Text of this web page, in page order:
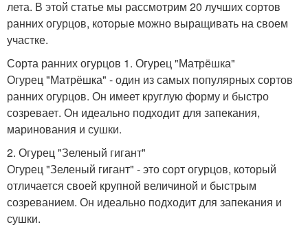
лета. В этой статье мы рассмотрим 20 лучших сортов
ранних огурцов, которые можно выращивать на своем
участке.
Сорта ранних огурцов 1. Огурец "Матрёшка"
Огурец "Матрёшка" - один из самых популярных сортов
ранних огурцов. Он имеет круглую форму и быстро
созревает. Он идеально подходит для запекания,
маринования и сушки.
2. Огурец "Зеленый гигант"
Огурец "Зеленый гигант" - это сорт огурцов, который
отличается своей крупной величиной и быстрым
созреванием. Он идеально подходит для запекания и
сушки.